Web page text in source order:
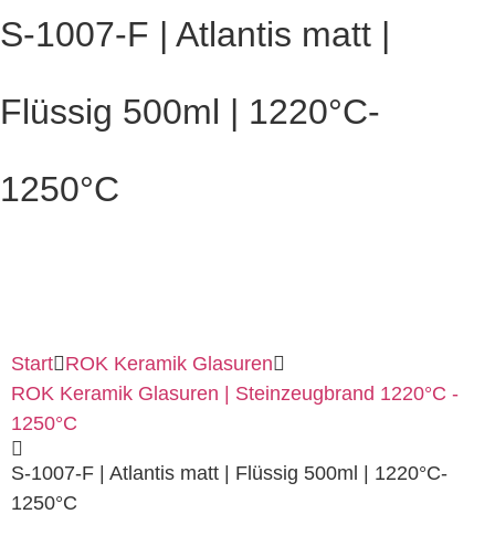
S-1007-F | Atlantis matt |
Flüssig 500ml | 1220°C-
1250°C
Start ROK Keramik Glasuren
ROK Keramik Glasuren | Steinzeugbrand 1220°C -
1250°C
S-1007-F | Atlantis matt | Flüssig 500ml | 1220°C-
1250°C